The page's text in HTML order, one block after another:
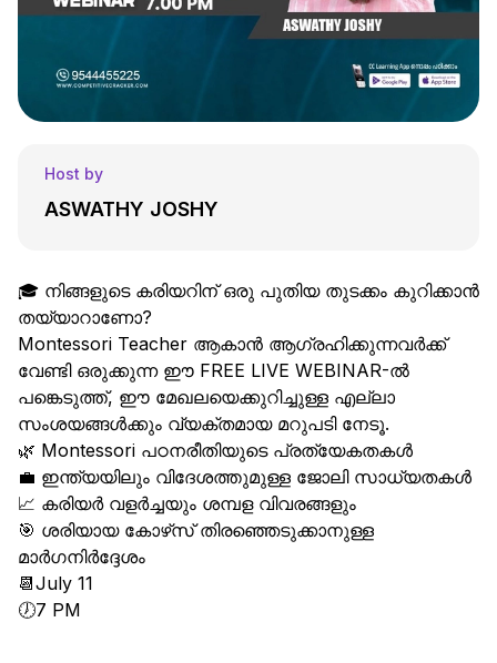
Host by
ASWATHY JOSHY
🎓 നിങ്ങളുടെ കരിയറിന് ഒരു പുതിയ തുടക്കം കുറിക്കാൻ
തയ്യാറാണോ?
Montessori Teacher ആകാൻ ആഗ്രഹിക്കുന്നവർക്ക്
വേണ്ടി ഒരുക്കുന്ന ഈ FREE LIVE WEBINAR-ൽ
പങ്കെടുത്ത്, ഈ മേഖലയെക്കുറിച്ചുള്ള എല്ലാ
സംശയങ്ങൾക്കും വ്യക്തമായ മറുപടി നേടൂ.
🌿 Montessori പഠനരീതിയുടെ പ്രത്യേകതകൾ
💼 ഇന്ത്യയിലും വിദേശത്തുമുള്ള ജോലി സാധ്യതകൾ
📈 കരിയർ വളർച്ചയും ശമ്പള വിവരങ്ങളും
🎯 ശരിയായ കോഴ്‌സ് തിരഞ്ഞെടുക്കാനുള്ള
മാർഗനിർദ്ദേശം
📆July 11
🕖7 PM